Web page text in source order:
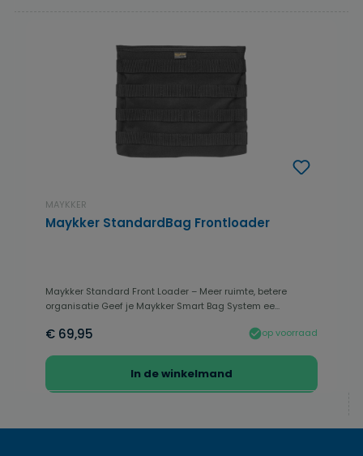
MAYKKER
Maykker StandardBag Frontloader
Maykker Standard Front Loader – Meer ruimte, betere
organisatie Geef je Maykker Smart Bag System ee...
€ 69,95 op voorraad
In de winkelmand